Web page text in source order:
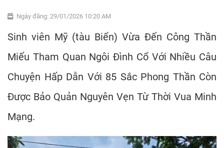
Ngày đăng: 29/01/2026 10:20 AM
Sinh viên Mỹ (tàu Biển) Vừa Đến Công Thần
Miếu Tham Quan Ngôi Đình Cổ Với Nhiều Câu
Chuyện Hấp Dẫn Với 85 Sắc Phong Thần Còn
Được Bảo Quản Nguyên Vẹn Từ Thời Vua Minh
Mạng.